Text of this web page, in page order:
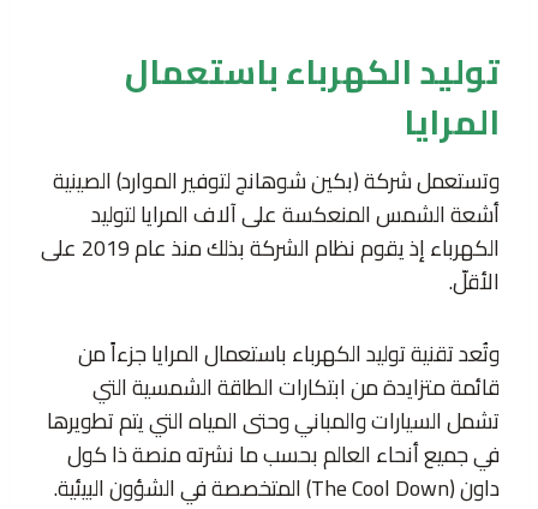
توليد الكهرباء باستعمال
المرايا
وتستعمل شركة (بكين شوهانج لتوفير الموارد) الصينية
أشعة الشمس المنعكسة على آلاف المرايا لتوليد
الكهرباء إذ يقوم نظام الشركة بذلك منذ عام 2019 على
الأقلّ.
وتُعد تقنية توليد الكهرباء باستعمال المرايا جزءاً من
قائمة متزايدة من ابتكارات الطاقة الشمسية التي
تشمل السيارات والمباني وحتى المياه التي يتم تطويرها
في جميع أنحاء العالم بحسب ما نشرته منصة ذا كول
داون (The Cool Down) المتخصصة في الشؤون البيئية.